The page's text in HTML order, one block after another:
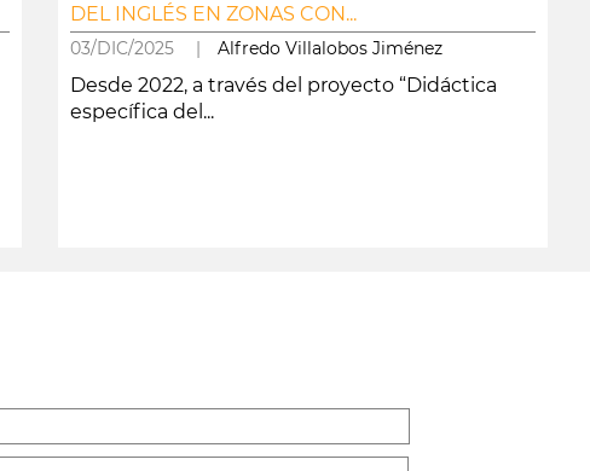
DEL INGLÉS EN ZONAS CON...
03/DIC/2025 |Alfredo Villalobos Jiménez
Desde 2022, a través del proyecto “Didáctica
específica del...